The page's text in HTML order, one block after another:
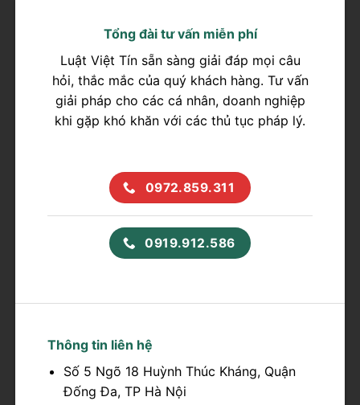
Tổng đài tư vấn miễn phí
Luật Việt Tín sẵn sàng giải đáp mọi câu
hỏi, thắc mắc của quý khách hàng. Tư vấn
giải pháp cho các cá nhân, doanh nghiệp
khi gặp khó khăn với các thủ tục pháp lý.
0972.859.311
0919.912.586
Thông tin liên hệ
Số 5 Ngõ 18 Huỳnh Thúc Kháng, Quận
Đống Đa, TP Hà Nội